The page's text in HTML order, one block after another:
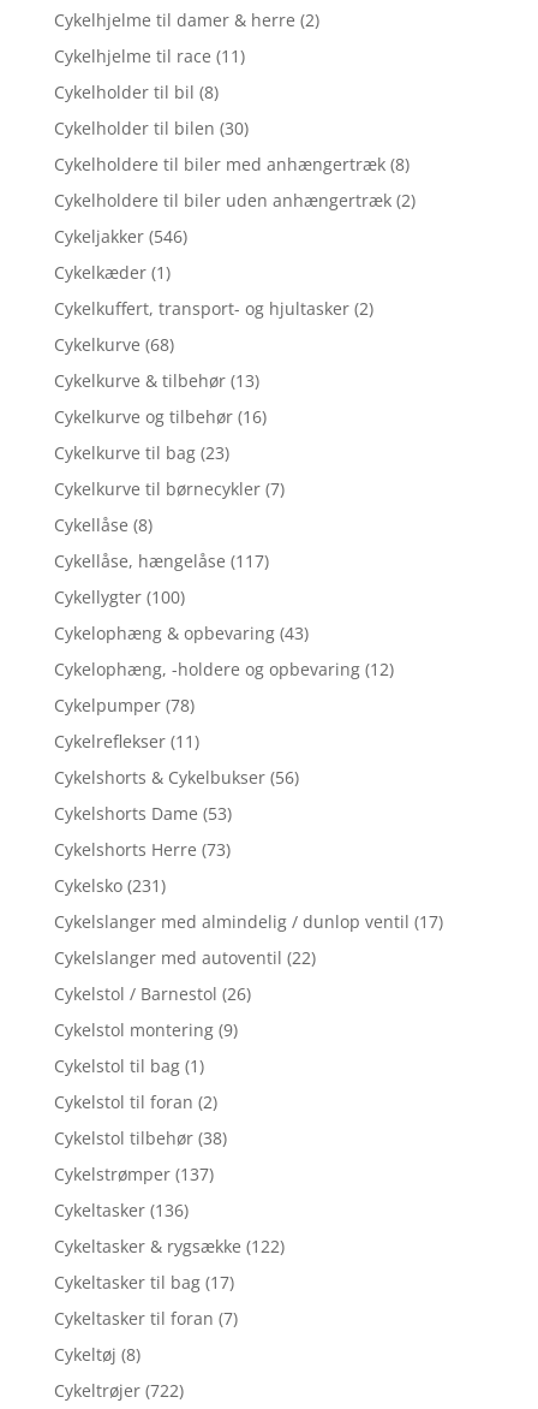
Cykelhjelme til damer & herre (2)
Cykelhjelme til race (11)
Cykelholder til bil (8)
Cykelholder til bilen (30)
Cykelholdere til biler med anhængertræk (8)
Cykelholdere til biler uden anhængertræk (2)
Cykeljakker (546)
Cykelkæder (1)
Cykelkuffert, transport- og hjultasker (2)
Cykelkurve (68)
Cykelkurve & tilbehør (13)
Cykelkurve og tilbehør (16)
Cykelkurve til bag (23)
Cykelkurve til børnecykler (7)
Cykellåse (8)
Cykellåse, hængelåse (117)
Cykellygter (100)
Cykelophæng & opbevaring (43)
Cykelophæng, -holdere og opbevaring (12)
Cykelpumper (78)
Cykelreflekser (11)
Cykelshorts & Cykelbukser (56)
Cykelshorts Dame (53)
Cykelshorts Herre (73)
Cykelsko (231)
Cykelslanger med almindelig / dunlop ventil (17)
Cykelslanger med autoventil (22)
Cykelstol / Barnestol (26)
Cykelstol montering (9)
Cykelstol til bag (1)
Cykelstol til foran (2)
Cykelstol tilbehør (38)
Cykelstrømper (137)
Cykeltasker (136)
Cykeltasker & rygsække (122)
Cykeltasker til bag (17)
Cykeltasker til foran (7)
Cykeltøj (8)
Cykeltrøjer (722)